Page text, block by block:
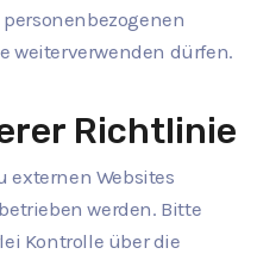
weiterverwenden dürfen.
Richtlinie
externen Websites
werden. Bitte
Kontrolle über die